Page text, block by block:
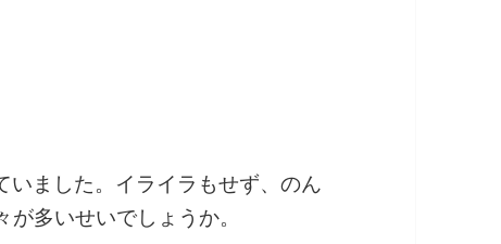
ました。イライラもせず、のん
多いせいでしょうか。